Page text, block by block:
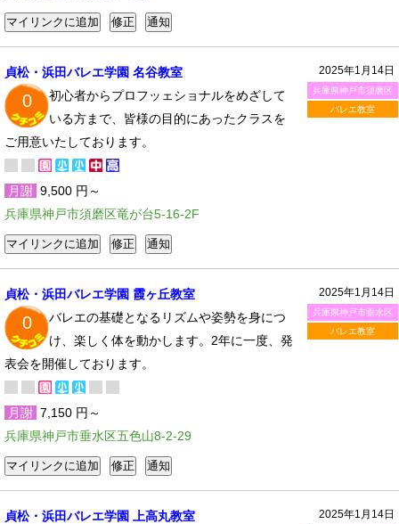
2025年1月14日
兵庫県神戸市須磨区
バレエ教室
貞松・浜田バレエ学園 名谷教室
0
初心者からプロフッェショナルをめざして
いる方まで、皆様の目的にあったクラスを
ご用意いたしております。
月謝 9,500 円～
兵庫県神戸市須磨区竜が台5-16-2F
2025年1月14日
兵庫県神戸市垂水区
バレエ教室
貞松・浜田バレエ学園 霞ヶ丘教室
0
バレエの基礎となるリズムや姿勢を身につ
け、楽しく体を動かします。2年に一度、発
表会を開催しております。
月謝 7,150 円～
兵庫県神戸市垂水区五色山8-2-29
2025年1月14日
貞松・浜田バレエ学園 上高丸教室